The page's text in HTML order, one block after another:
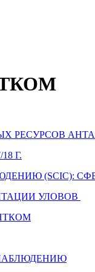
РЕСУРСОВ
Г.
(SCIC):
УЛОВОВ